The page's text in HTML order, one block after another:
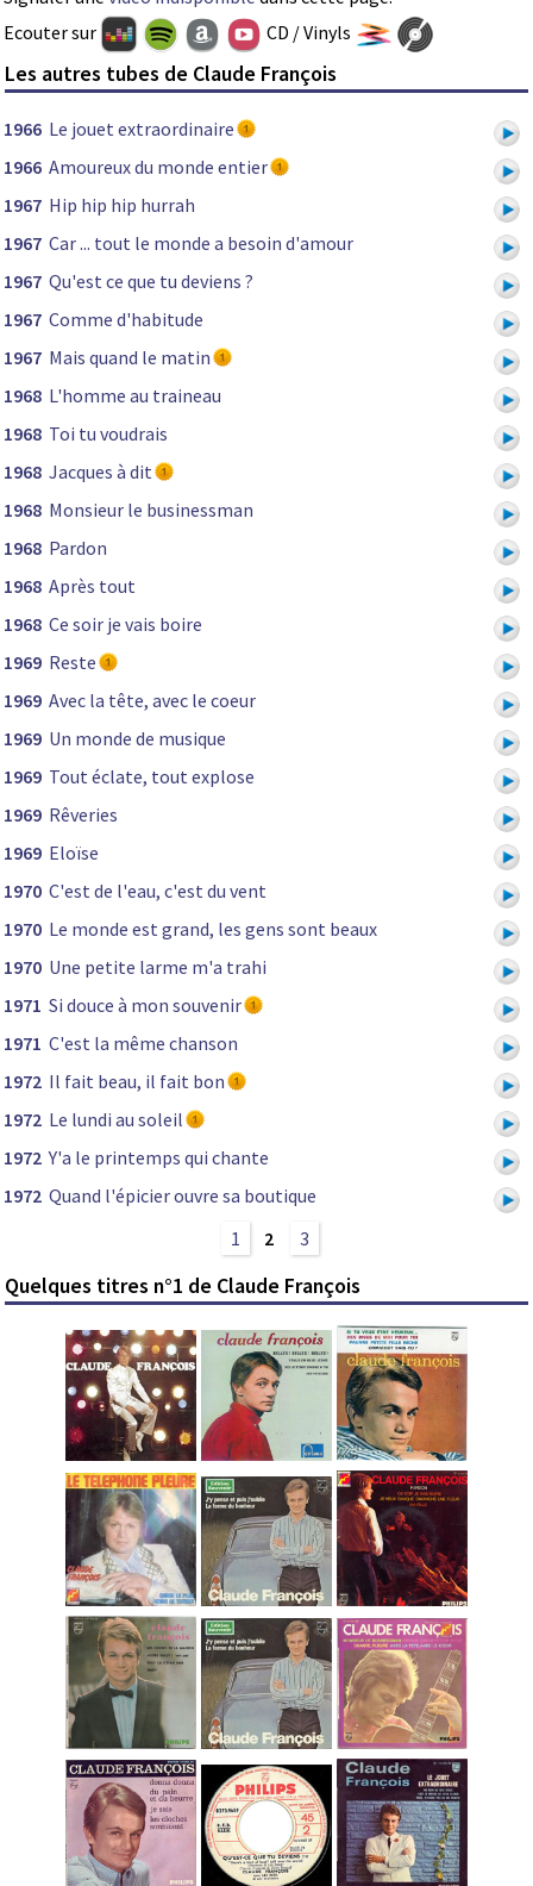
Ecouter sur
CD / Vinyls
Les autres tubes de Claude François
1966 Le jouet extraordinaire
1966 Amoureux du monde entier
1967 Hip hip hip hurrah
1967 Car ... tout le monde a besoin d'amour
1967 Qu'est ce que tu deviens ?
1967 Comme d'habitude
1967 Mais quand le matin
1968 L'homme au traineau
1968 Toi tu voudrais
1968 Jacques à dit
1968 Monsieur le businessman
1968 Pardon
1968 Après tout
1968 Ce soir je vais boire
1969 Reste
1969 Avec la tête, avec le coeur
1969 Un monde de musique
1969 Tout éclate, tout explose
1969 Rêveries
1969 Eloïse
1970 C'est de l'eau, c'est du vent
1970 Le monde est grand, les gens sont beaux
1970 Une petite larme m'a trahi
1971 Si douce à mon souvenir
1971 C'est la même chanson
1972 Il fait beau, il fait bon
1972 Le lundi au soleil
1972 Y'a le printemps qui chante
1972 Quand l'épicier ouvre sa boutique
1
2 3
Quelques titres n°1 de Claude François